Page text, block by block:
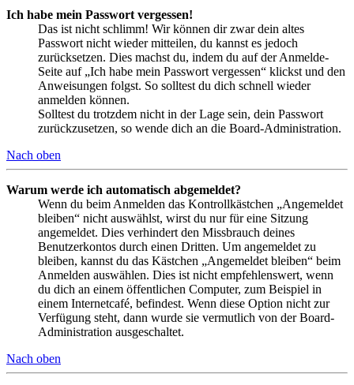
Ich habe mein Passwort vergessen!
Das ist nicht schlimm! Wir können dir zwar dein altes
Passwort nicht wieder mitteilen, du kannst es jedoch
zurücksetzen. Dies machst du, indem du auf der Anmelde-
Seite auf „Ich habe mein Passwort vergessen“ klickst und den
Anweisungen folgst. So solltest du dich schnell wieder
anmelden können.
Solltest du trotzdem nicht in der Lage sein, dein Passwort
zurückzusetzen, so wende dich an die Board-Administration.
Nach oben
Warum werde ich automatisch abgemeldet?
Wenn du beim Anmelden das Kontrollkästchen „Angemeldet
bleiben“ nicht auswählst, wirst du nur für eine Sitzung
angemeldet. Dies verhindert den Missbrauch deines
Benutzerkontos durch einen Dritten. Um angemeldet zu
bleiben, kannst du das Kästchen „Angemeldet bleiben“ beim
Anmelden auswählen. Dies ist nicht empfehlenswert, wenn
du dich an einem öffentlichen Computer, zum Beispiel in
einem Internetcafé, befindest. Wenn diese Option nicht zur
Verfügung steht, dann wurde sie vermutlich von der Board-
Administration ausgeschaltet.
Nach oben